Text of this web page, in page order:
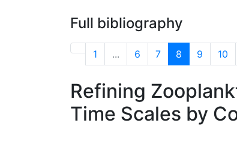
Full bibliography
1 ... 6 7 8 9 10
Refining
Time Scales by